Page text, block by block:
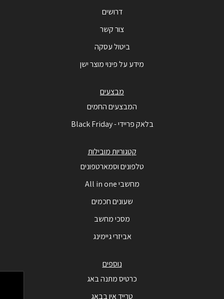
דרושים
צור קשר
ביטול עסקה
מידע על פינוי מוצר ישן
מבצעים
המבצעים החמים
בלאק פריידי - Black Friday
קטגוריות מובילות
טלפונים וסמארטפונים
מחשבי All in one
שעונים חכמים
מסכי מחשב
אביזרי גיימינג
נוספים
כרטיס מתנה באג
טרייד אין בבאג